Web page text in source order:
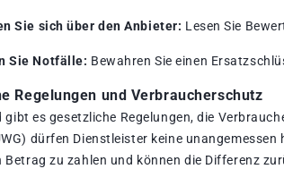
Sie sich über den Anbieter: Lesen Sie
Sie Notfälle: Bewahren Sie einen
Regelungen und Verbraucherschutz
gibt es gesetzliche Regelungen, die
dürfen Dienstleister keine
Betrag zu zahlen und können die Differenz